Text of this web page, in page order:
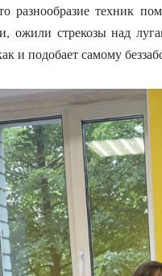
разнообразие техник
ожили стрекозы над
и подобает самому